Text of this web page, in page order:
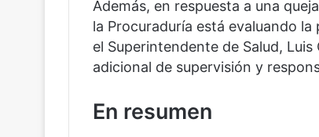
Además, en respuesta a una
la Procuraduría está evaluando
el Superintendente de Salud,
adicional de supervisión y
En resumen